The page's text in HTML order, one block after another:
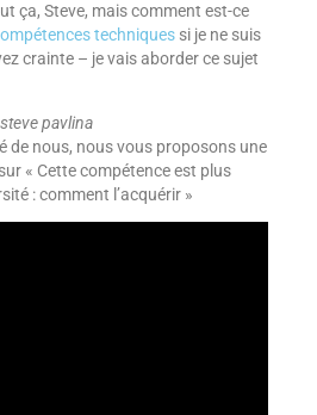
ça, Steve, mais comment est-ce
techniquessi je ne suis
crainte – je vais aborder ce sujet
pavlina
de nous, nous vous proposons une
« Cette compétence est plus
: comment l’acquérir »